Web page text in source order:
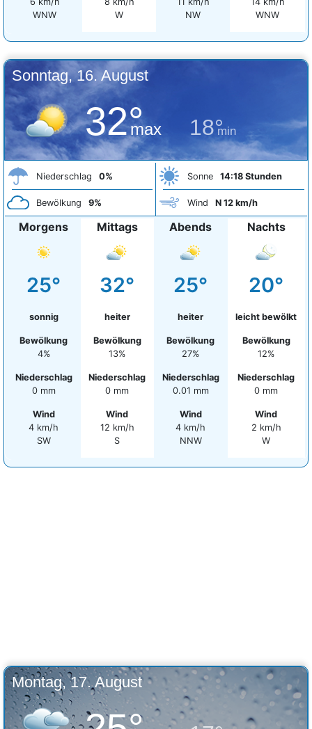
WNW
W
NW
WNW
Sonntag, 16. August
32°
max 18°
min
Niederschlag 0%
Bewölkung 9%
Sonne 14:18 Stunden
Wind N 12 km/h
Morgens
25°
sonnig
Bewölkung
4%
Niederschlag
0 mm
Wind
4 km/h
SW
Mittags
32°
heiter
Bewölkung
13%
Niederschlag
0 mm
Wind
12 km/h
S
Abends
25°
heiter
Bewölkung
27%
Niederschlag
0.01 mm
Wind
4 km/h
NNW
Nachts
20°
leicht bewölkt
Bewölkung
12%
Niederschlag
0 mm
Wind
2 km/h
W
Montag, 17. August